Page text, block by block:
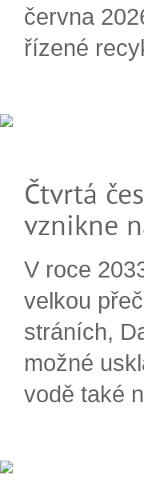
června
řízené
Čtvrtá
vznikne
V roce
velkou
stráních,
možné
vodě také